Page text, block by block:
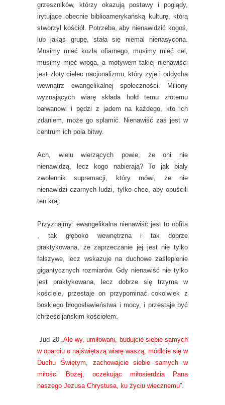
grzeszników, którzy okazują postawy i poglądy,
irytujące obecnie biblioamerykańską kulturę, którą
stworzył kościół. Potrzeba, aby nienawidzić kogoś,
lub jakąś grupę, stała się niemal nienasycona.
Musimy mieć kozła ofiarnego, musimy mieć cel,
musimy mieć wroga, a motywem takiej nienawiści
jest złoty cielec nacjonalizmu, który żyje i oddycha
wewnątrz ewangelikalnej społeczności. Miliony
wyznających wiarę składa hołd temu złotemu
bałwanowi i pędzi z jadem na każdego, kto ich
zdaniem, może go splamić. Nienawiść zaś jest w
centrum ich pola bitwy.
Ach, wielu wierzących powie, że oni nie
nienawidzą, lecz kogo nabierają? To jak biały
zwolennik supremacji, który mówi, że nie
nienawidzi czarnych ludzi, tylko chce, aby opuścili
ten kraj.
Przyznajmy: ewangelikalna nienawiść jest to obfita
, tak głęboko wewnętrzna i tak dobrze
praktykowana, że zaprzeczanie jej jest nie tylko
fałszywe, lecz wskazuje na duchowe zaślepienie
gigantycznych rozmiarów. Gdy nienawiść nie tylko
jest praktykowana, lecz dobrze się trzyma w
kościele, przestaje on przypominać cokolwiek z
boskiego błogosławieństwa i mocy, i przestaje być
chrześcijańskim kościołem.
Jud 20 „ Ale wy, umiłowani, budujcie siebie samych
w oparciu o najświętszą wiarę waszą, módlcie się w
Duchu Świętym, zachowajcie siebie samych w
miłości Bożej, oczekując miłosierdzia Pana
naszego Jezusa Chrystusa, ku życiu wiecznemu”.